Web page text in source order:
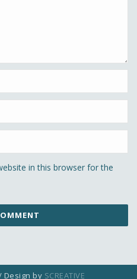
in this browser for the
Design by SCREATIVE